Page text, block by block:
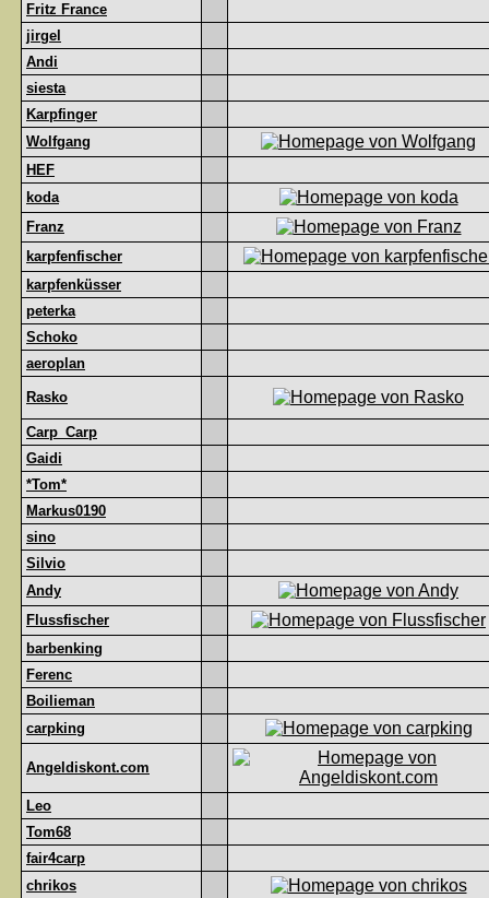
Fritz France
jirgel
Andi
siesta
Karpfinger
Wolfgang
HEF
koda
Franz
karpfenfischer
karpfenküsser
peterka
Schoko
aeroplan
Rasko
Carp_Carp
Gaidi
*Tom*
Markus0190
sino
Silvio
Andy
Flussfischer
barbenking
Ferenc
Boilieman
carpking
Angeldiskont.com
Leo
Tom68
fair4carp
chrikos